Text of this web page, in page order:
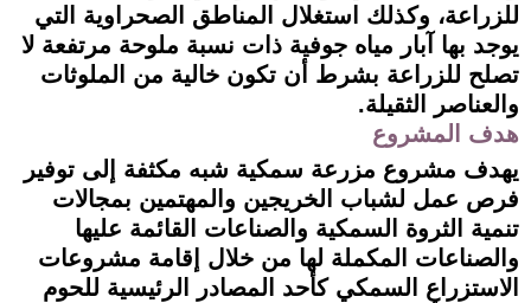
للزراعة، وكذلك استغلال المناطق الصحراوية التي
يوجد بها آبار مياه جوفية ذات نسبة ملوحة مرتفعة لا
تصلح للزراعة بشرط أن تكون خالية من الملوثات
والعناصر الثقيلة.
هدف المشروع
يهدف مشروع مزرعة سمكية شبه مكثفة إلى توفير
فرص عمل لشباب الخريجين والمهتمين بمجالات
تنمية الثروة السمكية والصناعات القائمة عليها
والصناعات المكملة لها من خلال إقامة مشروعات
الاستزراع السمكي كأحد المصادر الرئيسية للحوم